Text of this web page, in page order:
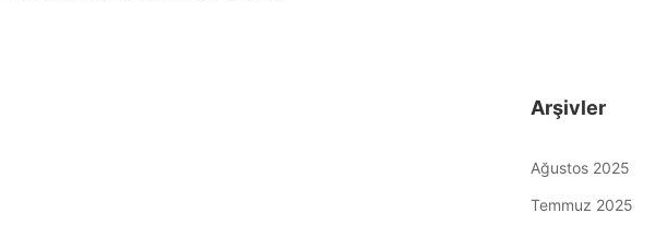
Arşivler
Ağustos 2025
Temmuz 2025